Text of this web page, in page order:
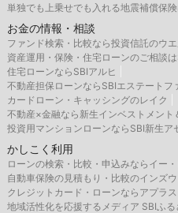
単独でも上乗せでも入れる地震補償保
お金の情報・相談
ファンド検索・比較なら投資信託のウ
資産運用・保険・住宅ローンのご相談
住宅ローンならSBIアルヒ
不動産担保ローンならSBIエステートフ
カードローン・キャッシングのレイク
不動産×金融なら新生インベストメント
投資用マンションローンならSBI新生ア
かしこく利用
ローンの検索・比較・申込みならイー
自動車保険の見積もり・比較のインズ
クレジットカード・ローンならアプラス
地域活性化を応援するメディア SBIふる